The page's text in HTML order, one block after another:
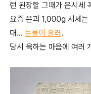
런 된장할 그때가 은시세
요즘 은괴 1,000g 시세
대... 눈물이 흘러 .
당시 욱하는 마음에 여러